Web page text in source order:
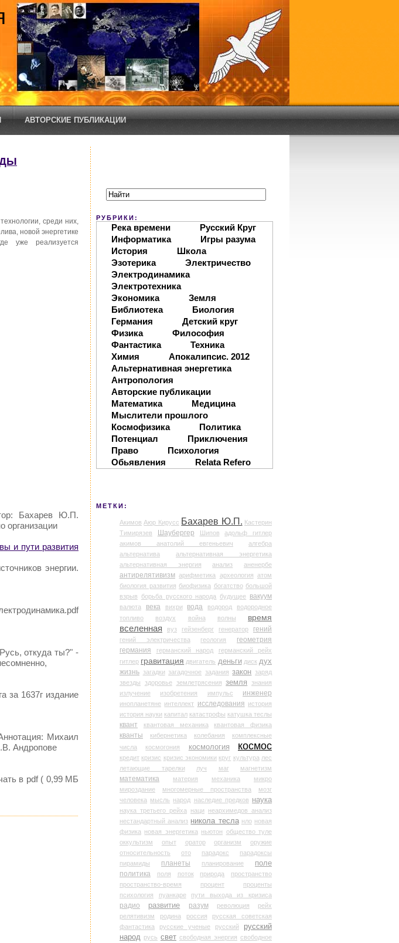
АВТОРСКИЕ ПУБЛИКАЦИИ
среди них,
новой энергетике
уже реализуется
Бахарев Ю.П.
организации
и пути развития
энергии.
откуда ты?" -
за 1637г издание
Михаил
Андропове
в pdf ( 0,99 МБ
РУБРИКИ:
Река времени
Русский Круг
Информатика
Игры разума
История
Школа
Эзотерика
Электричество
Электродинамика
Электротехника
Экономика
Земля
Библиотека
Биология
Германия
Детский круг
Физика
Философия
Фантастика
Техника
Химия
Апокалипсис. 2012
Альтернативная энергетика
Антропология
Авторские публикации
Математика
Медицина
Мыслители прошлого
Космофизика
Политика
Потенциал
Приключения
Право
Психология
Обьявления
Relata Refero
МЕТКИ:
Акимов Аюр Кирусс Бахарев Ю.П. Кастерин
Тимирязев
Шаубергер Шипов
адольф гитлер
акимов анатолий евгеньевич
алгебра
альтернатива
альтернативная энергетика
альтернативная энергия
анализ аненербе
антирелятивизм арифметика археология атом
биология развития биофизика богатство большой
взрыв
борьба русского народа будущее вакуум
валюта века вихри вода водород
водородное
топливо
воздух война волны
время
вселенная
вуз гейзенберг генератор гений
гений электричества геология
геометрия
германия
германский народ
германский рейх
гитлер гравитация двигатель деньги диск дух
жизнь загадки загадочное задания закон заряд
звезды
здоровье землетрясения земля
знания
излучение
изобретения импульс инженер
инопланетяне интеллект исследования история
история науки капитал катастрофы катушка теслы
квант квантовая механика квантовая физика
кванты кибернетика колебания
комплексные
числа
космогония космология космос
кредит кризис кризис экономики круг культура лес
летающие тарелки
луч маг магнетизм
математика материя механика
микро
мироздание
многомерные пространства
мозг
человека мысль народ наследие предков наука
наука третьего рейха наци
неархимедов анализ
нестандартный анализ никола тесла нло новая
физика новая энергетика ньютон общество туле
оккультизм
опыт оратор организм
оружие
относительность
ото парадокс
парадоксы
пирамиды
планеты планирование
поле
политика
поля поток природа
пространство
пространство-время
процент
проценты
психология
пуанкаре пути выхода из кризиса
радио развитие разум революция
рейх
релятивизм
родина россия
русская советская
фантастика
русские ученые русский
русский
народ русь свет свободная энергия свободное